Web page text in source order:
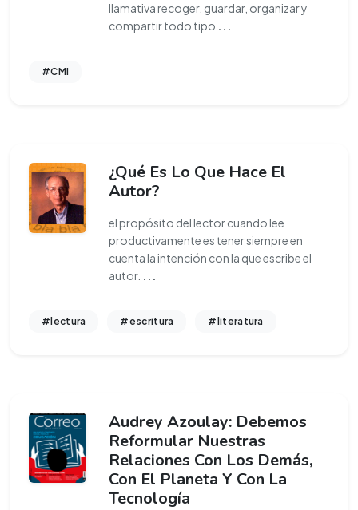
llamativa recoger, guardar, organizar y
compartir todo tipo ...
#CMI
¿Qué Es Lo Que Hace El
Autor?
el propósito del lector cuando lee
productivamente es tener siempre en
cuenta la intención con la que escribe el
autor. ...
#lectura #escritura #literatura
Audrey Azoulay: Debemos
Reformular Nuestras
Relaciones Con Los Demás,
Con El Planeta Y Con La
Tecnología